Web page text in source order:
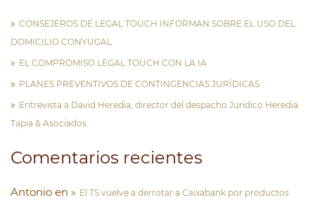
CONSEJEROS DE LEGAL TOUCH INFORMAN SOBRE EL USO DEL
DOMICILIO CONYUGAL
EL COMPROMISO LEGAL TOUCH CON LA IA
PLANES PREVENTIVOS DE CONTINGENCIAS JURÍDICAS
Entrevista a David Heredia, director del despacho Jurídico Heredia
Tapia & Asociados
Comentarios recientes
Antonio en
El TS vuelve a derrotar a Caixabank por productos